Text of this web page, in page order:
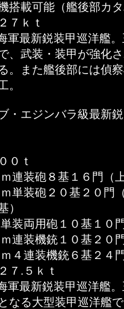
載可能（艦後部カタ
ｋｔ
軍最新鋭装甲巡洋艦
、武装・装甲が強化
。また艦後部には偵
。
・エジンバラ級最新
０ｔ
連装砲８基１６門（
装砲２０基２０門
）
両用砲１０基１０
装機銃１０基２０
連装機銃６基２４
.５ｋｔ
軍最新鋭装甲巡洋艦
なる大型装甲巡洋艦